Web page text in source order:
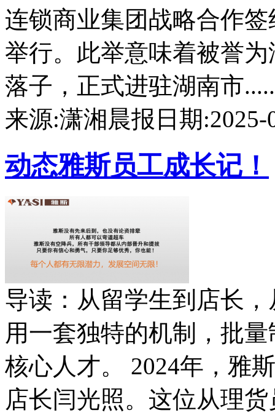
连锁商业集团战略合作
举行。此举意味着被誉
落子，正式进驻湖南市
来源:潇湘晨报 日期
动态雅斯员工成长记！
导读：从留学生到店长
用一套独特的机制，批
核心人才。 2024年，雅
店长闫光照。这位从理